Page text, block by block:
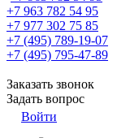
+7 963 782 54 95
+7 977 302 75 85
+7 (495) 789-19-07
+7 (495) 795-47-89
Заказать звонок
Задать вопрос
Войти